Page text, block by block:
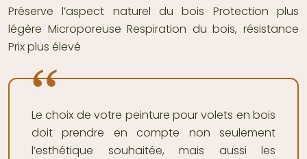
Préserve l’aspect naturel du bois Protection plus
légère Microporeuse Respiration du bois, résistance
Prix plus élevé
Le choix de votre peinture pour volets en bois
doit prendre en compte non seulement
l’esthétique souhaitée, mais aussi les